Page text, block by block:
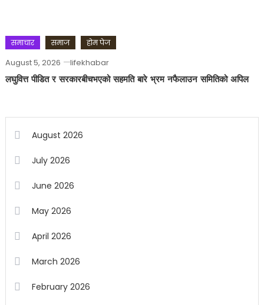
समाचार समाज होम पेज
August 5, 2026 lifekhabar
लघुवित्त पीडित र सरकारबीचभएको सहमति बारे भ्रम नफैलाउन समितिको अपिल
August 2026
July 2026
June 2026
May 2026
April 2026
March 2026
February 2026